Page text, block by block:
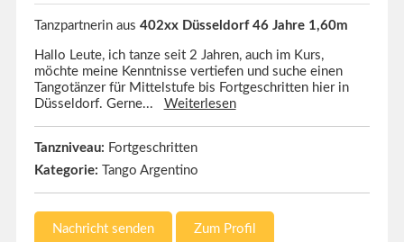
Tanzpartnerin aus 402xx Düsseldorf 46 Jahre 1,60m
Hallo Leute, ich tanze seit 2 Jahren, auch im Kurs,
möchte meine Kenntnisse vertiefen und suche einen
Tangotänzer für Mittelstufe bis Fortgeschritten hier in
Düsseldorf. Gerne... Weiterlesen
Tanzniveau: Fortgeschritten
Kategorie:
Tango Argentino
Nachricht senden Zum Profil